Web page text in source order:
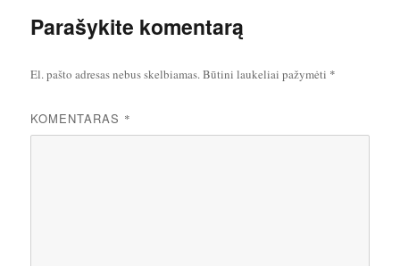
Parašykite komentarą
El. pašto adresas nebus skelbiamas.Būtini laukeliai pažymėti *
KOMENTARAS *